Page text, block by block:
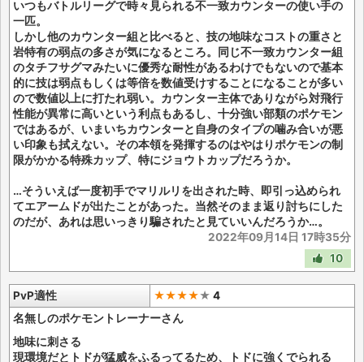
いつもバトルリーグで時々見られる不一致カウンターの使い手の
一匹。
しかし他のカウンター組と比べると、技の地味なコストの重さと
岩特有の弱点の多さが気になるところ。同じ不一致カウンター組
のタチフサグマみたいに優秀な耐性があるわけでもないので基本
的に技は弱点もしくは等倍を数値受けすることになることが多い
ので数値以上に打たれ弱い。カウンター主体でありながら対飛行
性能が異常に高いという利点もあるし、十分強い部類のポケモン
ではあるが、いまいちカウンターと自身のタイプの噛み合いが悪
い印象も拭えない。その本領を発揮するのはやはりポケモンの制
限がかかる特殊カップ、特にジョウトカップだろうか。
…そういえば一度初手でマリルリを出された時、即引っ込められ
てエアームドが出たことがあった。当然そのまま返り討ちにした
のだが、あれは思いっきり騙されたと見ていいんだろうか…。
2022年09月14日 17時35分
10
PvP適性 ★★★★★ 4
名無しのポケモントレーナーさん
地味に刺さる
現環境だとトドが猛威をふるってるため、トドに強くでられる